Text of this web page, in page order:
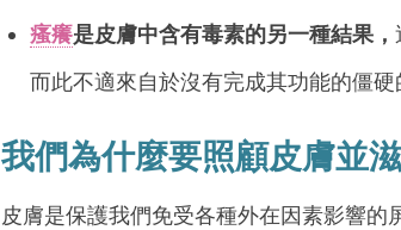
瘙癢是皮膚中含有毒素的另一種結果，
而此不適來自於沒有完成其功能的僵
我們為什麼要照顧皮膚並
皮膚是保護我們免受各種外在因素影響的